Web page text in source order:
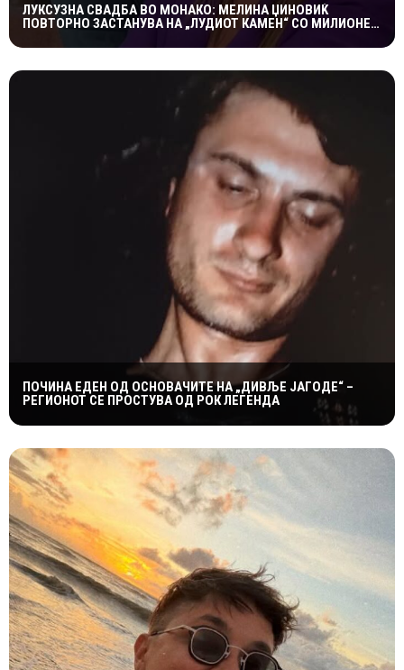
ЛУКСУЗНА СВАДБА ВО МОНАКО: МЕЛИНА ЏИНОВИЌ
ПОВТОРНО ЗАСТАНУВА НА „ЛУДИОТ КАМЕН“ СО МИЛИОНЕР
ПОЧИНА ЕДЕН ОД ОСНОВАЧИТЕ НА „ДИВЉЕ ЈАГОДЕ“ –
РЕГИОНОТ СЕ ПРОСТУВА ОД РОК ЛЕГЕНДА